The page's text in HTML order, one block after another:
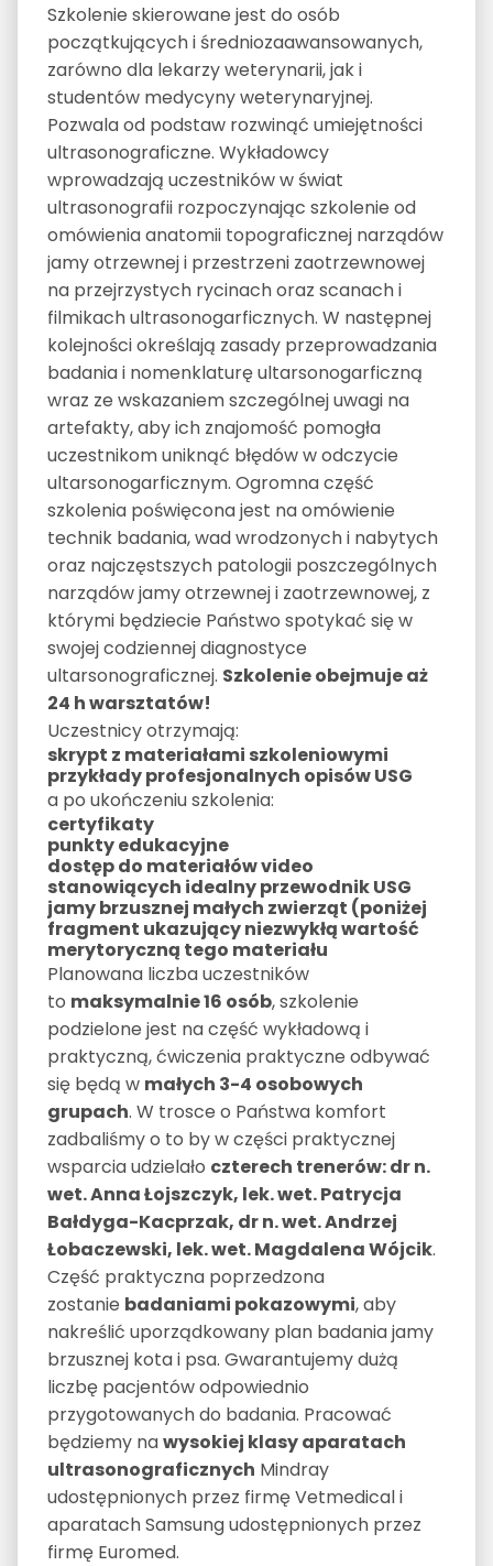
Szkolenie skierowane jest do osób
początkujących i średniozaawansowanych,
zarówno dla lekarzy weterynarii, jak i
studentów medycyny weterynaryjnej.
Pozwala od podstaw rozwinąć umiejętności
ultrasonograficzne. Wykładowcy
wprowadzają uczestników w świat
ultrasonografii rozpoczynając szkolenie od
omówienia anatomii topograficznej narządów
jamy otrzewnej i przestrzeni zaotrzewnowej
na przejrzystych rycinach oraz scanach i
filmikach ultrasonogarficznych. W następnej
kolejności określają zasady przeprowadzania
badania i nomenklaturę ultarsonogarficzną
wraz ze wskazaniem szczególnej uwagi na
artefakty, aby ich znajomość pomogła
uczestnikom uniknąć błędów w odczycie
ultarsonogarficznym. Ogromna część
szkolenia poświęcona jest na omówienie
technik badania, wad wrodzonych i nabytych
oraz najczęstszych patologii poszczególnych
narządów jamy otrzewnej i zaotrzewnowej, z
którymi będziecie Państwo spotykać się w
swojej codziennej diagnostyce
ultarsonograficznej. Szkolenie obejmuje aż
24 h warsztatów!
Uczestnicy otrzymają:
skrypt z materiałami szkoleniowymi
przykłady profesjonalnych opisów USG
a po ukończeniu szkolenia:
certyfikaty
punkty edukacyjne
dostęp do materiałów video
stanowiących idealny przewodnik USG
jamy brzusznej małych zwierząt (poniżej
fragment ukazujący niezwykłą wartość
merytoryczną tego materiału
Planowana liczba uczestników
to maksymalnie 16 osób, szkolenie
podzielone jest na część wykładową i
praktyczną, ćwiczenia praktyczne odbywać
się będą w małych 3-4 osobowych
grupach. W trosce o Państwa komfort
zadbaliśmy o to by w części praktycznej
wsparcia udzielało czterech trenerów: dr n.
wet. Anna Łojszczyk, lek. wet. Patrycja
Bałdyga-Kacprzak, dr n. wet. Andrzej
Łobaczewski, lek. wet. Magdalena Wójcik.
Część praktyczna poprzedzona
zostanie badaniami pokazowymi, aby
nakreślić uporządkowany plan badania jamy
brzusznej kota i psa. Gwarantujemy dużą
liczbę pacjentów odpowiednio
przygotowanych do badania. Pracować
będziemy nawysokiej klasy aparatach
ultrasonograficznych Mindray
udostępnionych przez firmę Vetmedical i
aparatach Samsung udostępnionych przez
firmę Euromed.